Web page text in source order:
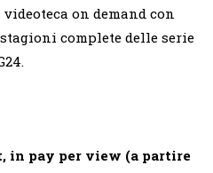
on demand con
complete delle serie
in pay per view (a partire